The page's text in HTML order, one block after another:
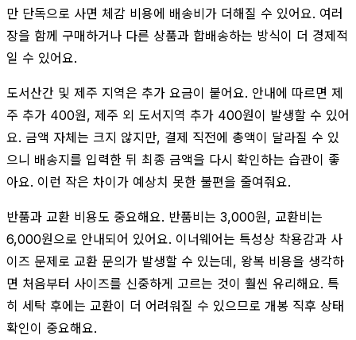
만 단독으로 사면 체감 비용에 배송비가 더해질 수 있어요. 여러
장을 함께 구매하거나 다른 상품과 합배송하는 방식이 더 경제적
일 수 있어요.
도서산간 및 제주 지역은 추가 요금이 붙어요. 안내에 따르면 제
주 추가 400원, 제주 외 도서지역 추가 400원이 발생할 수 있어
요. 금액 자체는 크지 않지만, 결제 직전에 총액이 달라질 수 있
으니 배송지를 입력한 뒤 최종 금액을 다시 확인하는 습관이 좋
아요. 이런 작은 차이가 예상치 못한 불편을 줄여줘요.
반품과 교환 비용도 중요해요. 반품비는 3,000원, 교환비는
6,000원으로 안내되어 있어요. 이너웨어는 특성상 착용감과 사
이즈 문제로 교환 문의가 발생할 수 있는데, 왕복 비용을 생각하
면 처음부터 사이즈를 신중하게 고르는 것이 훨씬 유리해요. 특
히 세탁 후에는 교환이 더 어려워질 수 있으므로 개봉 직후 상태
확인이 중요해요.